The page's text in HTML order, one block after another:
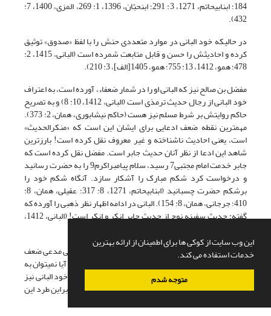
این وب سایت از کوکی ها برای اطمینان از ارائه بهترین
خدمات استفاده می کند.
متوجه شدم
184؛ ابن‏ابی‏حاتم، 1271، 3: 291؛ ابن‏حبّان، 1396، 1: 269، المزی، 1400، 7:
432).
در حالی‏که خود البانی در موارد متعددی حنش را با لفظ «صدوق» توثیق
کرده و احادیثش را حسن و قابل متابعت شمرده است (البانی، 1415، 2:
478؛ همو، 1412، 13: 755؛ همو، 1405[الف]، 3: 210).
مفضل بن صالح نیز که البانی او را در شمار ضعفاء، آورده است، به اعتراف
خود البانی از رجال حدیث ترمذی است (البانی، 1412، 10: 8) و به تصریح
حاکم روایتش بر شرط مسلم نیز هست (حاکم نیشابوری، همان، 2: 373).
مهم‏ترین نقطه ضعف ادعایی برای ایشان این است که «منکرالحدیث»
است، یعنی احادیث ناشناخته و غیر معروف نقل کرده است! بارزترین
شاهد این ادعا از نظر آنان حدیث جابر است. مفضل نقل کرده است که
جابر خدمت امام مجتبی7 رسید، سلام پیامبراکرم9 را به حضرت رسانید
و درخواست کرد شکم مبارک را آشکار سازد. آنگاه شکم خود را
برشکم حضرت چسبانید (ابن‏ابی‏حاتم، 1271، 8: 317؛ عقیلی، همان، 8:
410؛ جرجانی، همان، 8: 154). البانی در ادامه اظهار نظر ذهبی را آورده که
گفته: حدیث سفینه نوح از حدیث جابر انکر و انکر است! (البانی، 1412،
حال با توجه به بررسی انجام شده نسبت به راویانی که البانی مدعی ضعف
آنها و روایتشان است -حتی اگر ادعای ضعف درست باشد- آیا نمی‏توان به
این جمع‏بندی رسید که براساس مبنا و شرائط مورد قبول خود البانی نیز
این روایات قابلیّت تقویت و متابع واقع شدن را دارند؟. بنابراین طرد این